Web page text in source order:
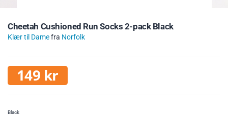
Cheetah Cushioned Run Socks 2-pack Black
Klær til Damefra Norfolk
149 kr
Black